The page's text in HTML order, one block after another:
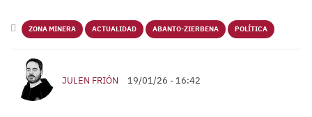
ZONA MINERA ACTUALIDAD ABANTO-ZIERBENA POLÍTICA
JULEN FRIÓN 19/01/26 - 16:42